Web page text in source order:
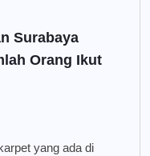
Surabaya
Orang Ikut
yang ada di